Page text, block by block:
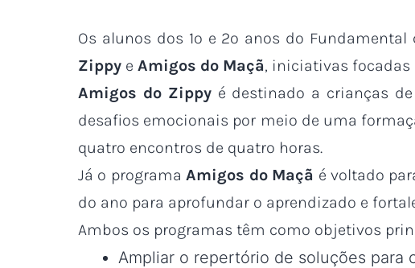
Os alunos dos 1º e 2º anos do
Zippy e Amigos do Maçã, iniciativas
Amigos do Zippyé destinado a crianças
desafios emocionais por meio de uma
quatro encontros de quatro horas.
Já o programaAmigos do Maçã é voltado
do ano para aprofundar o aprendizado e
Ambos os programas têm como objetivos
Ampliar o repertório de soluções para